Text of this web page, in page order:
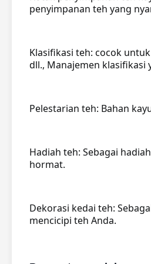
penyimpanan teh yang
Klasifikasi teh: cocok
dll., Manajemen klasifikasi
Pelestarian teh: Bahan
Hadiah teh: Sebagai
hormat.
Dekorasi kedai teh:
mencicipi teh Anda.